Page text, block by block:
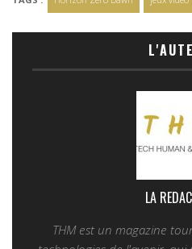
LA
THM est un magazine